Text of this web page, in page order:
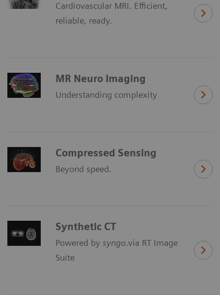
Cardiovascular MRI. Efficient,
reliable, ready.
MR Neuro Imaging
Understanding complexity
Compressed Sensing
Beyond speed.
Synthetic CT
Powered by syngo.via RT Image
Suite